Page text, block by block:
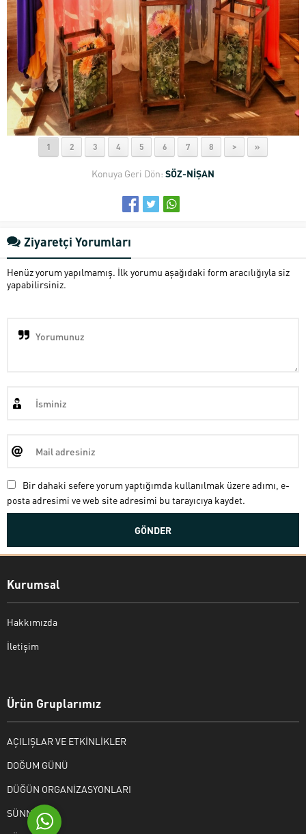
1 2 3 4 5 6 7 8 > »
Konuya Geri Dön: SÖZ-NİŞAN
Ziyaretçi Yorumları
Henüz yorum yapılmamış. İlk yorumu aşağıdaki form aracılığıyla siz
yapabilirsiniz.
Bir dahaki sefere yorum yaptığımda kullanılmak üzere adımı, e-
posta adresimi ve web site adresimi bu tarayıcıya kaydet.
Kurumsal
Hakkımızda
İletişim
Ürün Gruplarımız
AÇILIŞLAR VE ETKİNLİKLER
DOĞUM GÜNÜ
DÜĞÜN ORGANİZASYONLARI
SÜNNET